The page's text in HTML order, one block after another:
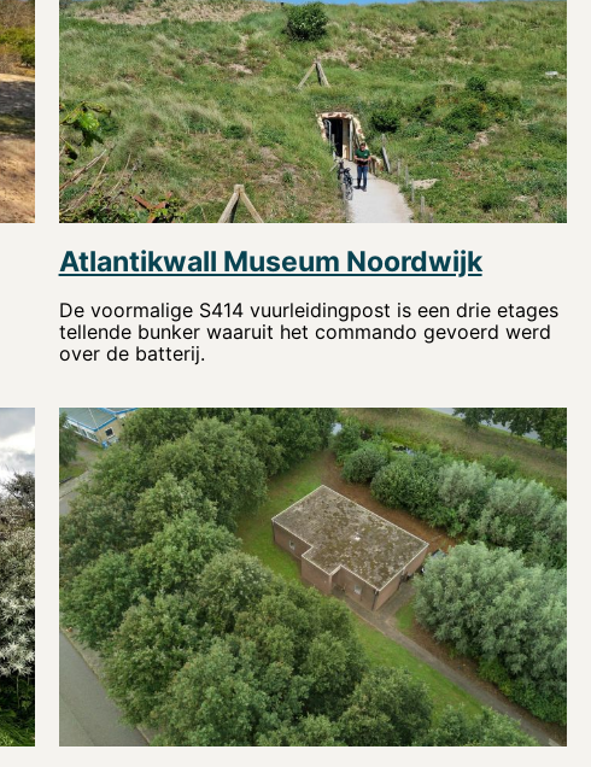
Atlantikwall Museum Noordwijk
De voormalige S414 vuurleidingpost is een drie etages
tellende bunker waaruit het commando gevoerd werd
over de batterij.